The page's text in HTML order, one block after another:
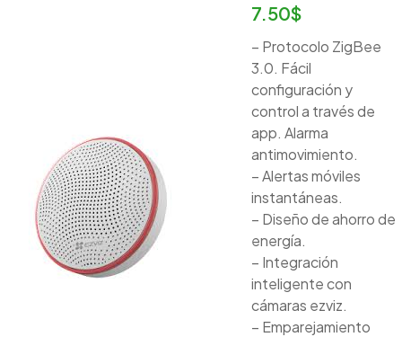
7.50$
– Protocolo ZigBee
3.0. Fácil
configuración y
control a través de
app. Alarma
antimovimiento.
– Alertas móviles
instantáneas.
– Diseño de ahorro de
energía.
– Integración
inteligente con
cámaras ezviz.
– Emparejamiento